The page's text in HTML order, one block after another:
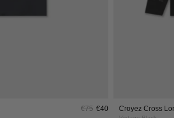
€75 €40 Croyez Cross